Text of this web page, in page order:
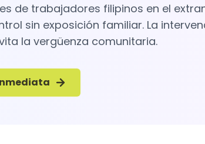
de trabajadores filipinos en el
sin exposición familiar. La
la vergüenza comunitaria.